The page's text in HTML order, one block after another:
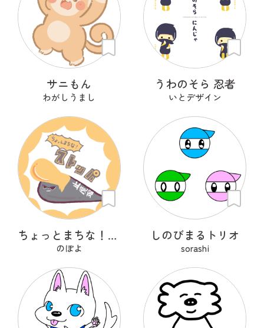
サニもん
わがしうまし
うわのそら 忍者
いとデザイン
ちょっとまちな！ ストッパ
のぽよ
しのびまるトリオ
sorashi